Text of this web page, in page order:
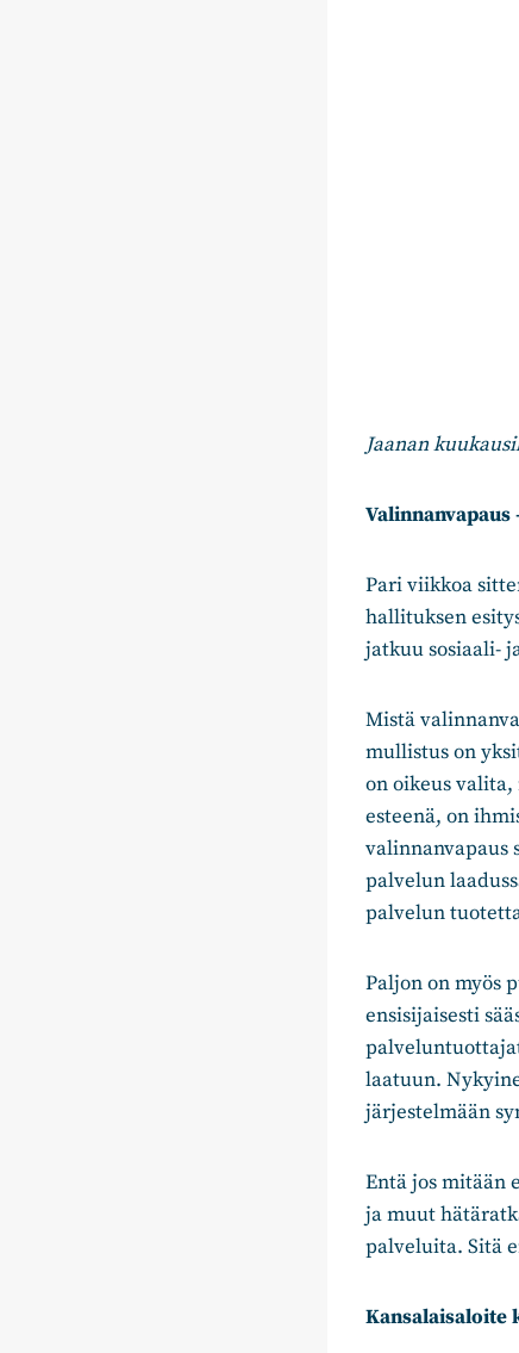
Jaanan
Pari viikkoa
hallituksen
jatkuu sosiaali-
Mistä
mullistus on
on oikeus
esteenä, on
palvelun
palvelun
Paljon on myös
ensisijaisesti
laatuun.
järjestelmään
Entä jos mitään
ja muut
palveluita. Sitä
Kansalaisaloite